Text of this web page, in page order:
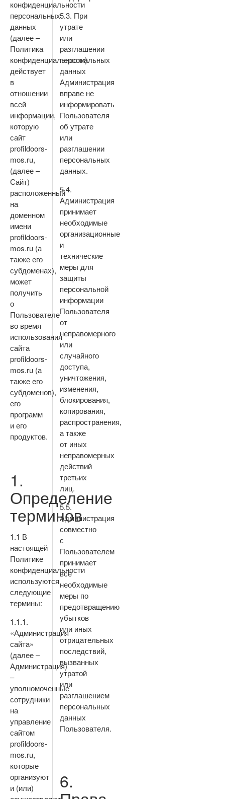
конфиденциальности
персональных
данных
(далее –
Политика
конфиденциальности)
действует
в
отношении
всей
информации,
которую
сайт
profildoors-
mos.ru,
(далее –
Сайт)
расположенный
на
доменном
имени
profildoors-
mos.ru (а
также его
субдоменах),
может
получить
о
Пользователе
во время
использования
сайта
profildoors-
mos.ru (а
также его
субдоменов),
его
программ
и его
продуктов.
1.
Определение
терминов
1.1 В
настоящей
Политике
конфиденциальности
используются
следующие
термины:
1.1.1.
«Администрация
сайта»
(далее –
Администрация)
–
уполномоченные
сотрудники
на
управление
сайтом
profildoors-
mos.ru,
которые
организуют
и (или)
5.3. При
утрате
или
разглашении
персональных
данных
Администрация
вправе не
информировать
Пользователя
об утрате
или
разглашении
персональных
данных.
5.4.
Администрация
принимает
необходимые
организационные
и
технические
меры для
защиты
персональной
информации
Пользователя
от
неправомерного
или
случайного
доступа,
уничтожения,
изменения,
блокирования,
копирования,
распространения,
а также
от иных
неправомерных
действий
третьих
лиц.
5.5.
Администрация
совместно
с
Пользователем
принимает
все
необходимые
меры по
предотвращению
убытков
или иных
отрицательных
последствий,
вызванных
утратой
или
разглашением
персональных
данных
Пользователя.
6.